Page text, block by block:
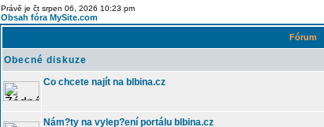
Právě je čt srpen 06, 2026 10:23 pm
Obsah fóra MySite.com
Fórum
Obecné diskuze
Co chcete najít na blbina.cz
Nám?ty na vylep?ení portálu blbina.cz